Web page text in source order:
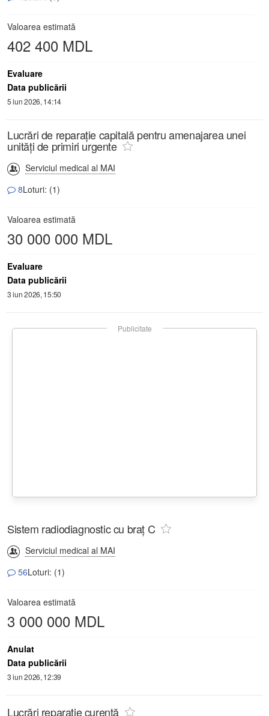
Valoarea estimată
402 400 MDL
Evaluare
Data publicării
5 iun 2026, 14:14
Lucrări de reparație capitală pentru amenajarea unei
unități de primiri urgente
Serviciul medical al MAI
8Loturi: (1)
Valoarea estimată
30 000 000 MDL
Evaluare
Data publicării
3 iun 2026, 15:50
Publicitate
Sistem radiodiagnostic cu braț C
Serviciul medical al MAI
56Loturi: (1)
Valoarea estimată
3 000 000 MDL
Anulat
Data publicării
3 iun 2026, 12:39
Lucrări reparație curentă